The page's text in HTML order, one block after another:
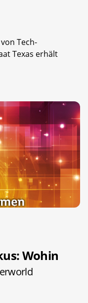
Tech-
Texas erhält
Wohin